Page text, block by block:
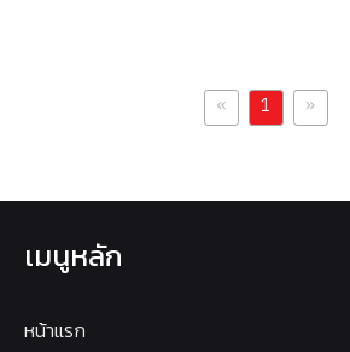
« 1 »
เมนูหลัก
หน้าแรก